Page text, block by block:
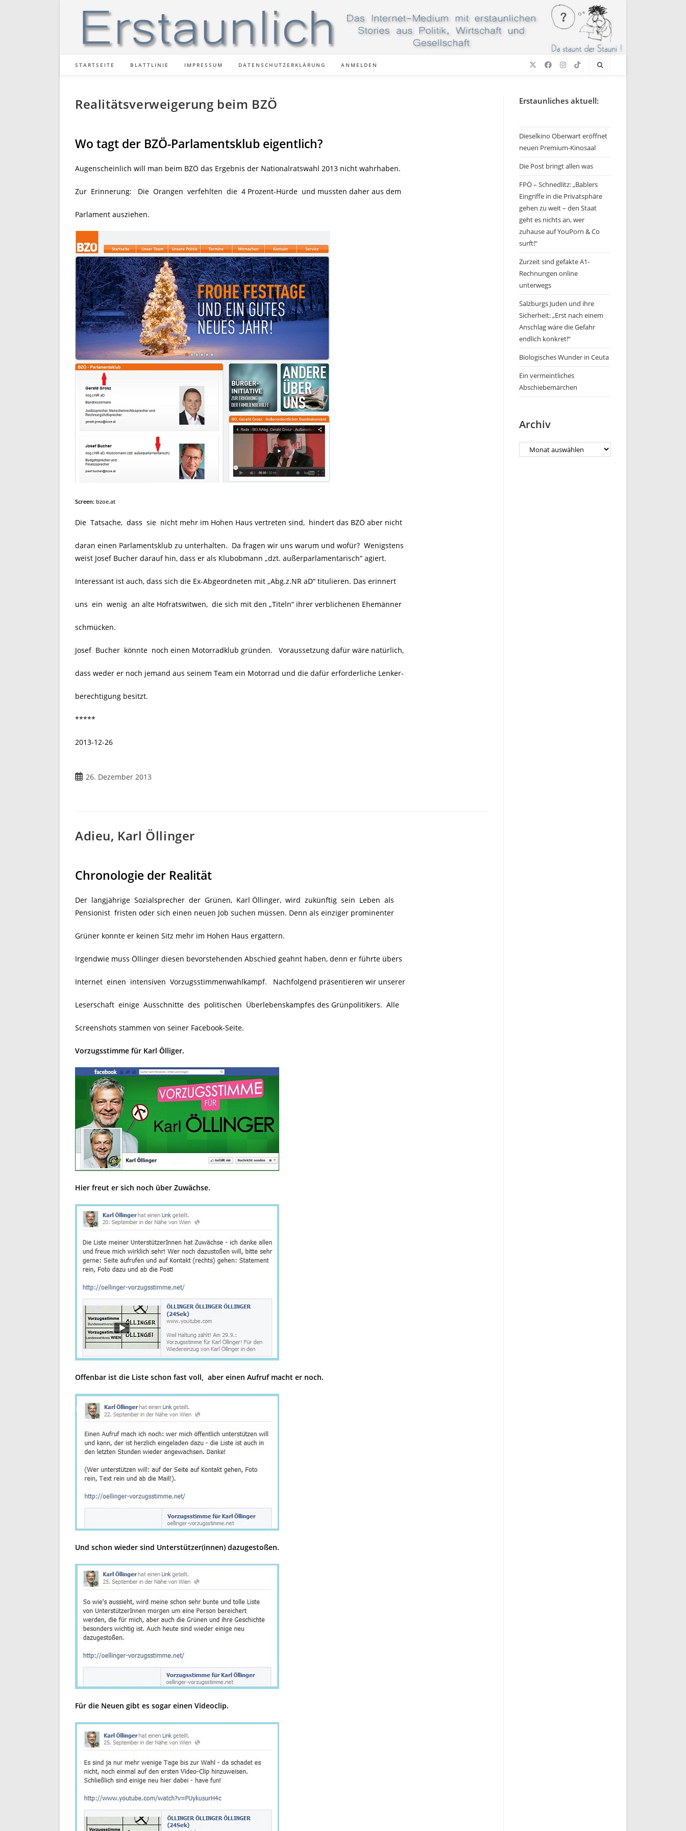
STARTSEITE BLATTLINIE IMPRESSUM DATENSCHUTZERKLÄRUNG ANMELDEN
Realitätsverweigerung beim BZÖ
Wo tagt der BZÖ-Parlamentsklub eigentlich?
Augenscheinlich will man beim BZÖ das Ergebnis der Nationalratswahl 2013 nicht wahrhaben.
Zur Erinnerung: Die Orangen verfehlten die 4 Prozent-Hürde und mussten daher aus dem
Parlament ausziehen.
Screen: bzoe.at
Die Tatsache, dass sie nicht mehr im Hohen Haus vertreten sind, hindert das BZÖ aber nicht
daran einen Parlamentsklub zu unterhalten. Da fragen wir uns warum und wofür? Wenigstens
weist Josef Bucher darauf hin, dass er als Klubobmann „dzt. außerparlamentarisch“ agiert.
Interessant ist auch, dass sich die Ex-Abgeordneten mit „Abg.z.NR aD“ titulieren. Das erinnert
uns ein wenig an alte Hofratswitwen, die sich mit den „Titeln“ ihrer verblichenen Ehemänner
schmücken.
Josef Bucher könnte noch einen Motorradklub gründen. Voraussetzung dafür wäre natürlich,
dass weder er noch jemand aus seinem Team ein Motorrad und die dafür erforderliche Lenker-
berechtigung besitzt.
*****
2013-12-26
Beitrag
26. Dezember 2013
Adieu, Karl Öllinger
Chronologie der Realität
Der langjährige Sozialsprecher der Grünen, Karl Öllinger, wird zukünftig sein Leben als
Pensionist fristen oder sich einen neuen Job suchen müssen. Denn als einziger prominenter
Grüner konnte er keinen Sitz mehr im Hohen Haus ergattern.
Irgendwie muss Öllinger diesen bevorstehenden Abschied geahnt haben, denn er führte übers
Internet einen intensiven Vorzugsstimmenwahlkampf. Nachfolgend präsentieren wir unserer
Leserschaft einige Ausschnitte des politischen Überlebenskampfes des Grünpolitikers. Alle
Screenshots stammen von seiner Facebook-Seite.
Vorzugsstimme für Karl Ölliger.
Hier freut er sich noch über Zuwächse.
Offenbar ist die Liste schon fast voll, aber einen Aufruf macht er noch.
Und schon wieder sind Unterstützer(innen) dazugestoßen.
Für die Neuen gibt es sogar einen Videoclip.
Erstaunliches aktuell:
Dieselkino Oberwart eröffnet
neuen Premium-Kinosaal
Die Post bringt allen was
FPÖ – Schnedlitz: „Bablers
Eingriffe in die Privatsphäre
gehen zu weit – den Staat
geht es nichts an, wer
zuhause auf YouPorn & Co
surft!“
Zurzeit sind gefakte A1-
Rechnungen online
unterwegs
Salzburgs Juden und ihre
Sicherheit: „Erst nach einem
Anschlag wäre die Gefahr
endlich konkret!“
Biologisches Wunder in Ceuta
Ein vermeintliches
Abschiebemärchen
Archiv
Archiv